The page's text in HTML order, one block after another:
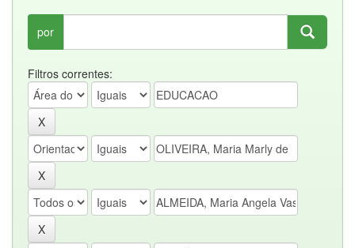
por
Filtros correntes: